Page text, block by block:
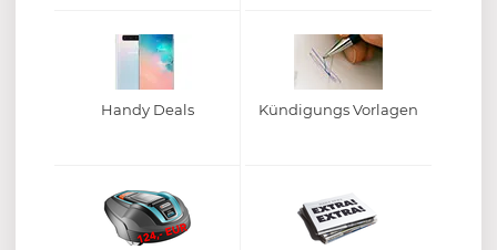
Handy Deals Kündigungs Vorlagen